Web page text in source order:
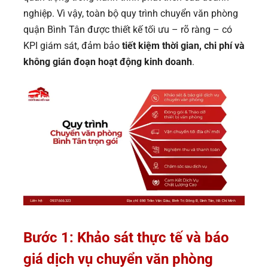
nghiệp. Vì vậy, toàn bộ quy trình chuyển văn phòng
quận Bình Tân được thiết kế tối ưu – rõ ràng – có
KPI giám sát, đảm bảo tiết kiệm thời gian, chi phí và
không gián đoạn hoạt động kinh doanh.
Bước 1: Khảo sát thực tế và báo
giá dịch vụ chuyển văn phòng